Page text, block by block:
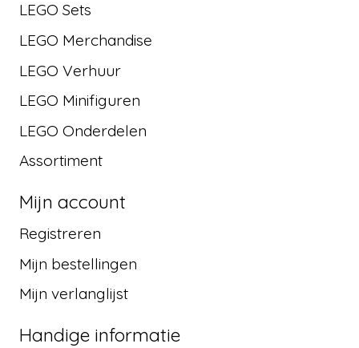
LEGO Sets
LEGO Merchandise
LEGO Verhuur
LEGO Minifiguren
LEGO Onderdelen
Assortiment
Mijn account
Registreren
Mijn bestellingen
Mijn verlanglijst
Handige informatie